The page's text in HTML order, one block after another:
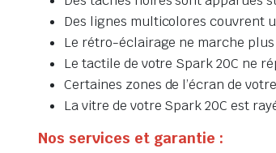
Des lignes multicolores couvrent
Le rétro-éclairage ne marche
Le tactile de votre Spark 20C ne
Certaines zones de l’écran de
La vitre de votre Spark 20C est
Nos services et garantie :